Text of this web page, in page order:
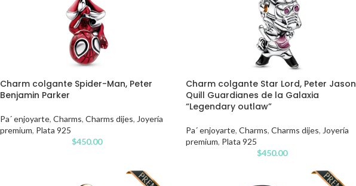
Charm colgante Spider-Man, Peter
Benjamin Parker
Pa´ enjoyarte, Charms, Charms dijes, Joyería
premium, Plata 925
$450.00
Charm colgante Star Lord, Peter Jason
Quill Guardianes de la Galaxia
“Legendary outlaw”
Pa´ enjoyarte, Charms, Charms dijes, Joyería
premium, Plata 925
$450.00